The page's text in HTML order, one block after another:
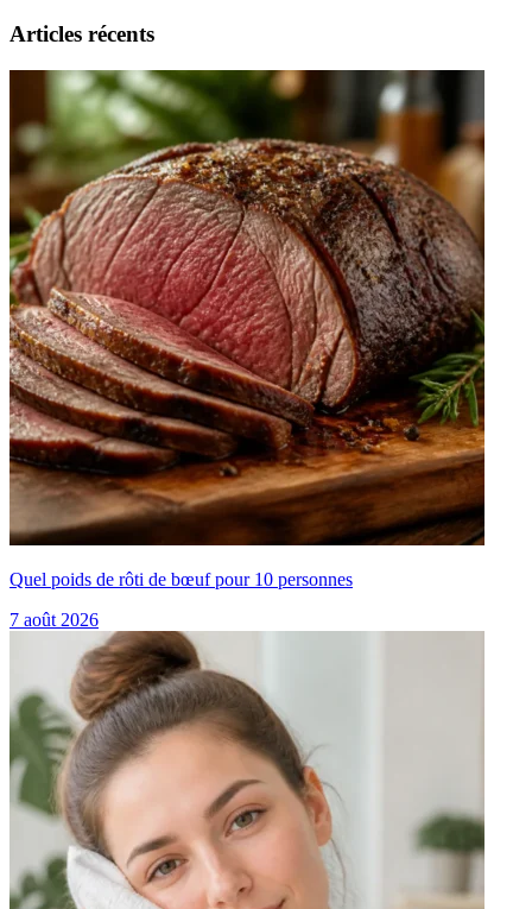
Articles récents
Quel poids de rôti de bœuf pour 10 personnes
7 août 2026